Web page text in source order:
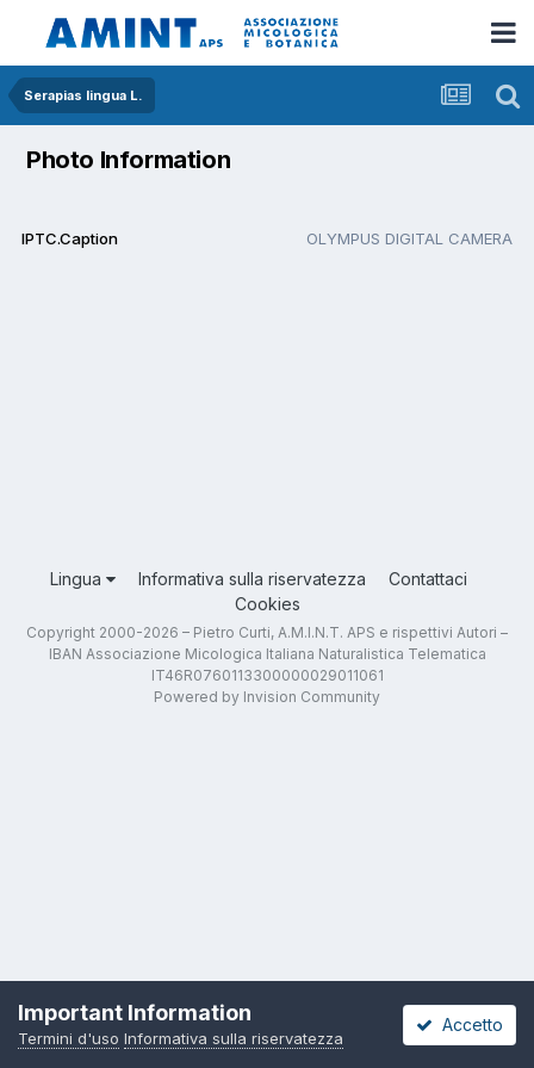
Serapias lingua L.
Photo Information
IPTC.Caption OLYMPUS DIGITAL CAMERA
Lingua Informativa sulla riservatezza
Contattaci
Cookies
Copyright 2000-2026 – Pietro Curti, A.M.I.N.T. APS e rispettivi Autori –
IBAN Associazione Micologica Italiana Naturalistica Telematica
IT46R0760113300000029011061
Powered by Invision Community
Important Information
Termini d'uso Informativa sulla riservatezza
Accetto